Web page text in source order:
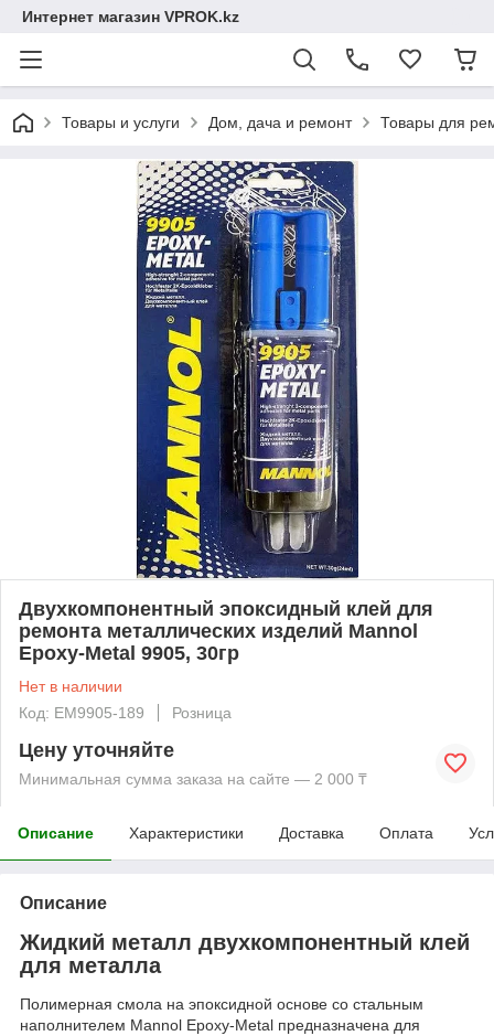
Интернет магазин VPROK.kz
Товары и услуги Дом, дача и ремонт Товары для
Двухкомпонентный эпоксидный клей для
ремонта металлических изделий Mannol
Epoxy-Metal 9905, 30гр
Нет в наличии
Код: EM9905-189
Розница
Цену уточняйте
Минимальная сумма заказа на сайте — 2 000 ₸
Описание Характеристики Доставка Оплата
Описание
Жидкий металл двухкомпонентный клей
для металла
Полимерная смола на эпоксидной основе со стальным
наполнителем Mannol Epoxy-Metal предназначена для